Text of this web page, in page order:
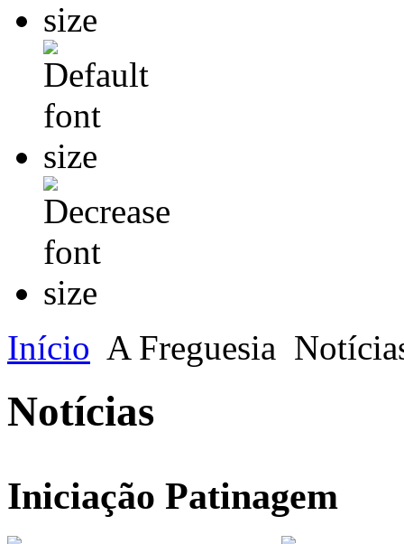
Início A Freguesia
Notícias
Iniciação Patinagem